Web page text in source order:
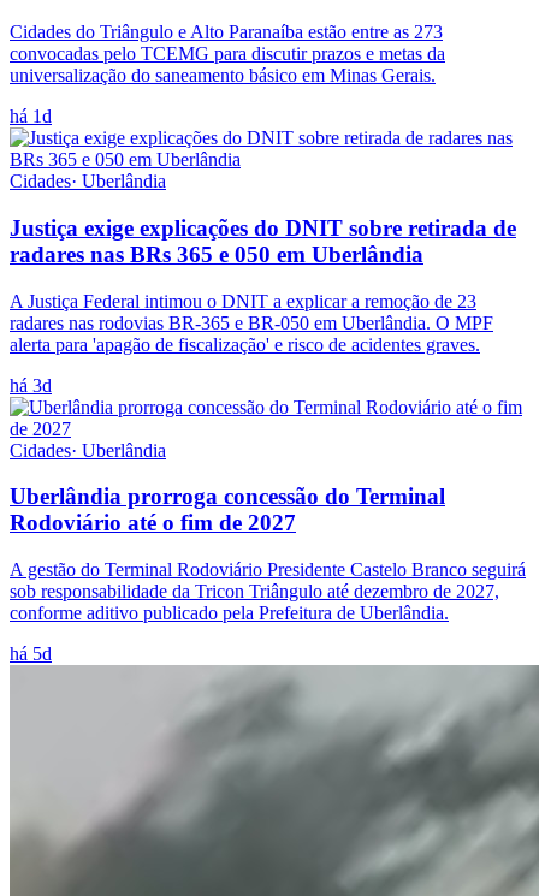
Cidades do Triângulo e Alto Paranaíba estão entre as 273
convocadas pelo TCEMG para discutir prazos e metas da
universalização do saneamento básico em Minas Gerais.
há 1d
Cidades· Uberlândia
Justiça exige explicações do DNIT sobre retirada de
radares nas BRs 365 e 050 em Uberlândia
A Justiça Federal intimou o DNIT a explicar a remoção de 23
radares nas rodovias BR-365 e BR-050 em Uberlândia. O MPF
alerta para 'apagão de fiscalização' e risco de acidentes graves.
há 3d
Cidades· Uberlândia
Uberlândia prorroga concessão do Terminal
Rodoviário até o fim de 2027
A gestão do Terminal Rodoviário Presidente Castelo Branco seguirá
sob responsabilidade da Tricon Triângulo até dezembro de 2027,
conforme aditivo publicado pela Prefeitura de Uberlândia.
há 5d